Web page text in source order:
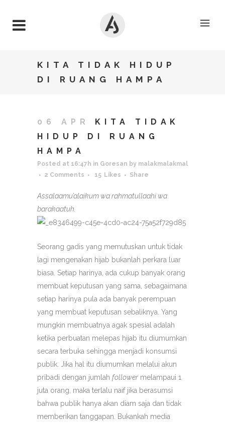
KITA TIDAK HIDUP
DI RUANG HAMPA
06 APR
KITA TIDAK
HIDUP DI RUANG
HAMPA
Posted at 16:47h in Goresan by malakmalakmal
2 Comments
15 Likes Share
Assalaamu’alaikum wa rahmatullaahi wa
barakaatuh.
Seorang gadis yang memutuskan untuk tidak
lagi mengenakan hijab bukanlah perkara luar
biasa. Setiap harinya, ada cukup banyak orang
membuat keputusan yang sama, sebagaimana
setiap harinya pula ada banyak perempuan
yang membuat keputusan sebaliknya. Yang
mungkin membuatnya agak spesial adalah
ketika perbuatan melepas hijab itu diumumkan
secara terbuka sehingga menjadi konsumsi
publik. Jika hal itu diumumkan melalui akun
pribadi dengan jumlah follower melampaui 1
juta orang, maka terlalu naif jika berasumsi
bahwa publik hanya akan diam saja dan tidak
memberikan tanggapan. Bukankah media